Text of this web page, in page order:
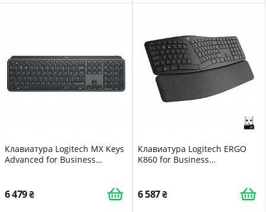
Клавиатура Logitech MX Keys
Advanced for Business
6 479
Клавиатура Logitech ERGO
K860 for Business
6 587